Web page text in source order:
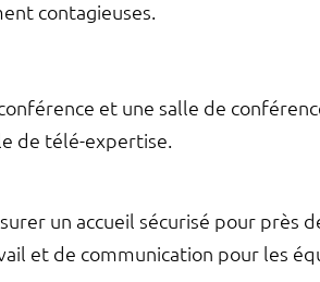
contagieuses.
et une salle de
de télé-expertise.
un accueil sécurisé pour près
et de communication pour les